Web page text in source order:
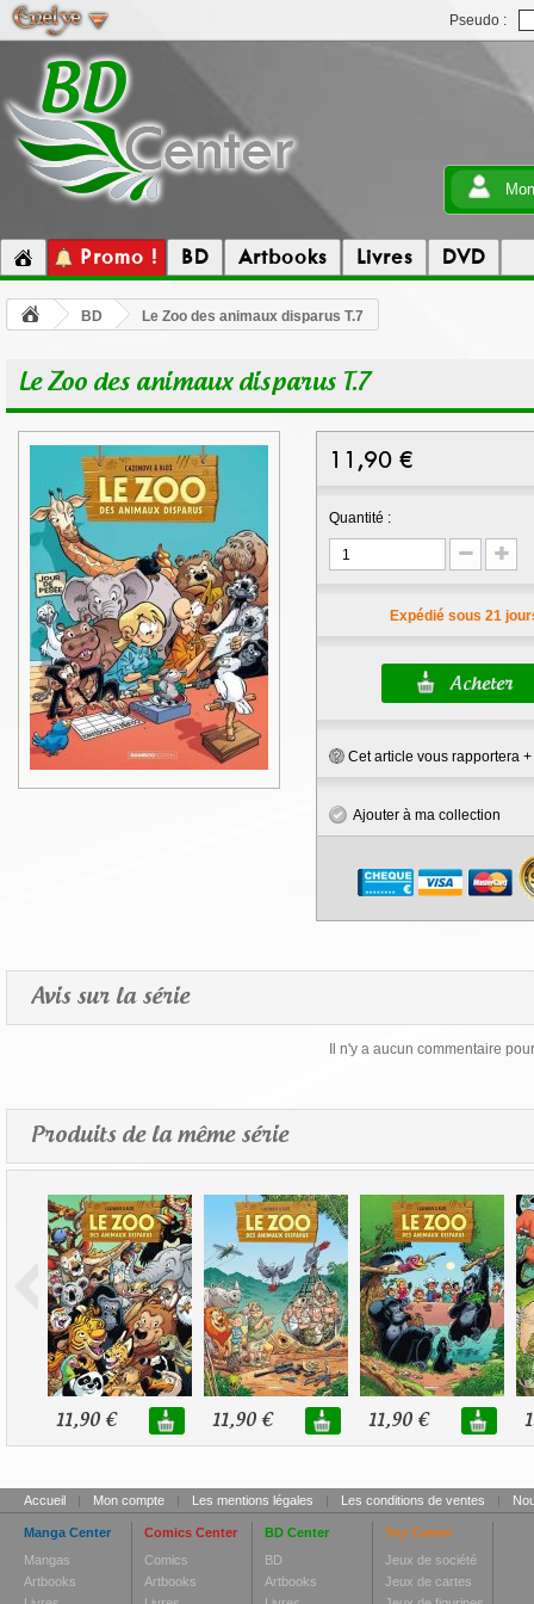
Pseudo :
Promo ! BD Artbooks Livres DVD
BD Le Zoo des animaux disparus T.7
Le Zoo des animaux disparus T.7
11,90 €
Quantité :
Expédié sous 21
Cet article vous rapportera +
Ajouter à ma collection
Avis sur la série
Il n'y a aucun commentaire
Produits de la même série
11,90 € 11,90 € 11,90 €
Accueil | Mon compte | Les mentions légales | Les conditions de ventes |
Manga Center
Mangas
Artbooks
Comics Center
Comics
Artbooks
BD Center
BD
Artbooks
Toy Center
Jeux de société
Jeux de cartes